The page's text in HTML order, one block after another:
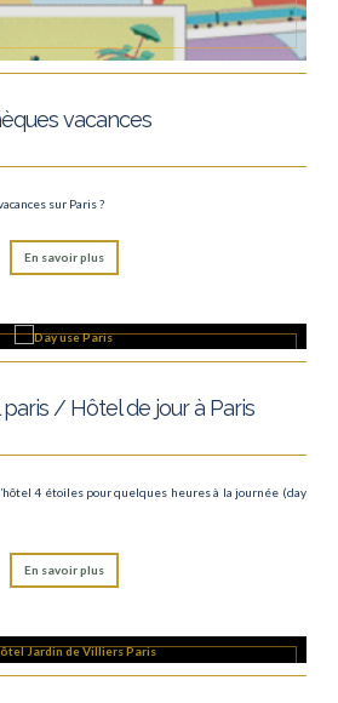
vacances
sur Paris ?
En savoir plus
/ Hôtel de jour à Paris
4 étoiles pour quelques heures à la journée (day
En savoir plus